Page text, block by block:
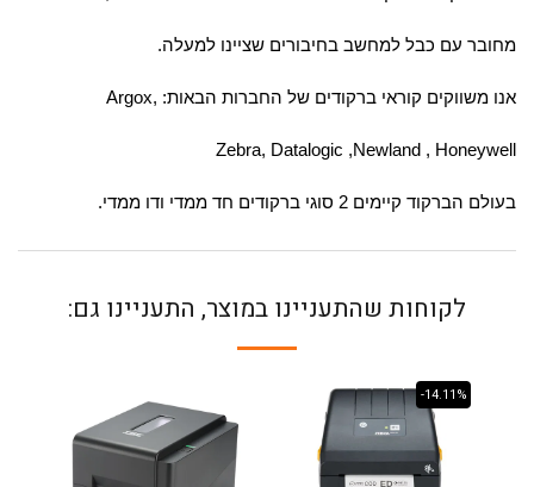
מחובר עם כבל למחשב בחיבורים שציינו למעלה.
אנו משווקים קוראי ברקודים של החברות הבאות: Argox,
Zebra, Datalogic ,Newland , Honeywell
בעולם הברקוד קיימים 2 סוגי ברקודים חד ממדי ודו ממדי.
לקוחות שהתעניינו במוצר, התעניינו גם:
-14.11%